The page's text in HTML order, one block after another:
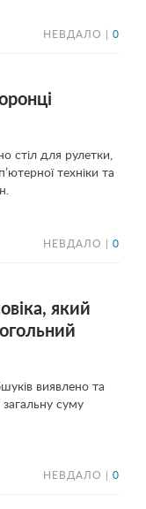
НЕВДАЛО | 0
стіл для рулетки,
техніки та
НЕВДАЛО | 0
який
виявлено та
суму
НЕВДАЛО | 0